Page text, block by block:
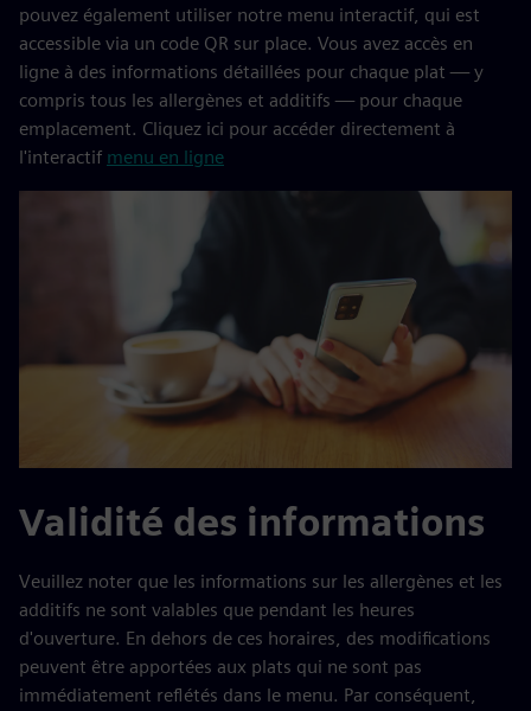
pouvez également utiliser notre menu interactif, qui est
accessible via un code QR sur place. Vous avez accès en
ligne à des informations détaillées pour chaque plat — y
compris tous les allergènes et additifs — pour chaque
emplacement. Cliquez ici pour accéder directement à
l'interactif menu en ligne
Validité des informations
Veuillez noter que les informations sur les allergènes et les
additifs ne sont valables que pendant les heures
d'ouverture. En dehors de ces horaires, des modifications
peuvent être apportées aux plats qui ne sont pas
immédiatement reflétés dans le menu. Par conséquent,